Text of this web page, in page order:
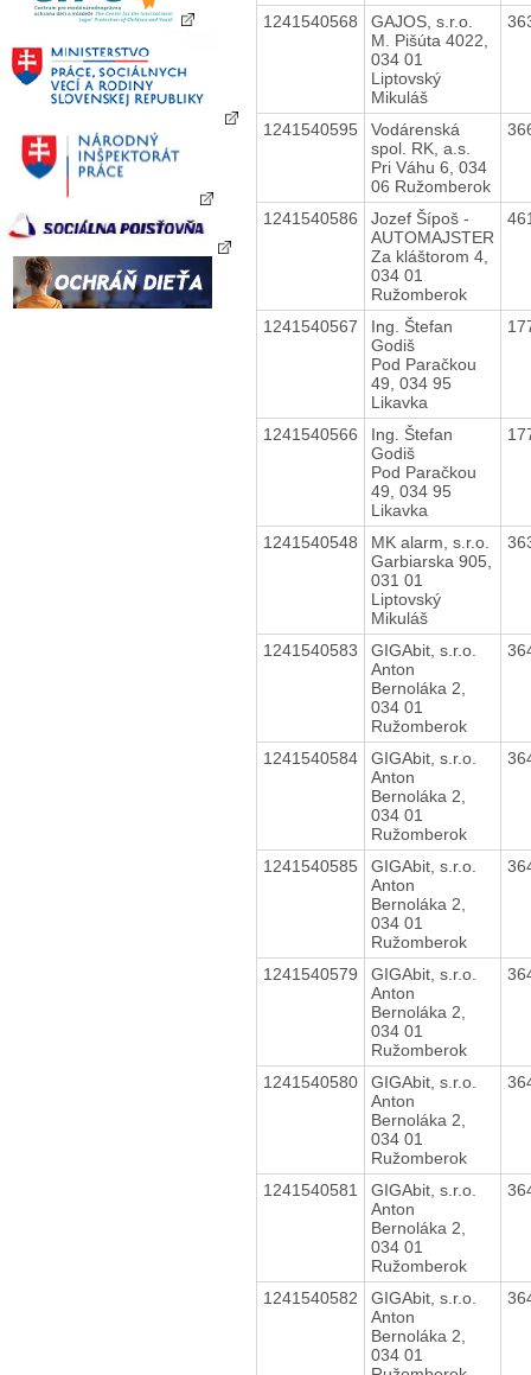
1241540568
GAJOS, s.r.o.
M. Pišúta 4022,
034 01
Liptovský
Mikuláš
1241540595
Vodárenská
spol. RK, a.s.
Pri Váhu 6, 034
06 Ružomberok
1241540586
Jozef Šípoš -
AUTOMAJSTER
Za kláštorom 4,
034 01
Ružomberok
1241540567
Ing. Štefan
Godiš
Pod Paračkou
49, 034 95
Likavka
1241540566
Ing. Štefan
Godiš
Pod Paračkou
49, 034 95
Likavka
1241540548
MK alarm, s.r.o.
Garbiarska 905,
031 01
Liptovský
Mikuláš
1241540583
GIGAbit, s.r.o.
Anton
Bernoláka 2,
034 01
Ružomberok
1241540584
GIGAbit, s.r.o.
Anton
Bernoláka 2,
034 01
Ružomberok
1241540585
GIGAbit, s.r.o.
Anton
Bernoláka 2,
034 01
Ružomberok
1241540579
GIGAbit, s.r.o.
Anton
Bernoláka 2,
034 01
Ružomberok
1241540580
GIGAbit, s.r.o.
Anton
Bernoláka 2,
034 01
Ružomberok
1241540581
GIGAbit, s.r.o.
Anton
Bernoláka 2,
034 01
Ružomberok
1241540582
GIGAbit, s.r.o.
Anton
Bernoláka 2,
034 01